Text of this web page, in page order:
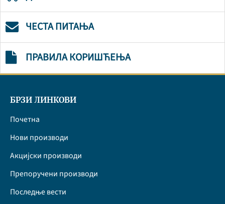
ЧЕСТА ПИТАЊА
ПРАВИЛА КОРИШЋЕЊА
БРЗИ ЛИНКОВИ
Почетна
Нови производи
Акцијски производи
Препоручени производи
Последње вести